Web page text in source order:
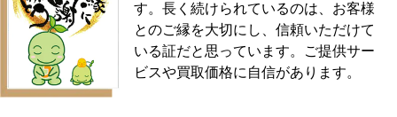
す。長く続けられているのは、お客様
とのご縁を大切にし、信頼いただけて
いる証だと思っています。ご提供サー
ビスや買取価格に自信があります。